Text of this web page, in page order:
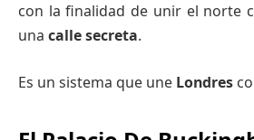
con la finalidad de unir el norte
una calle secreta.
Es un sistema que une Londres